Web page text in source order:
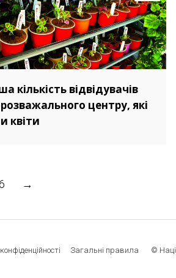
кількість відвідувачів
центру, які
квіти
→
Загальні правила ©